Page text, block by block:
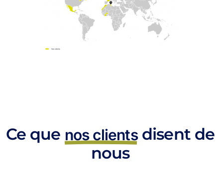
Ce que nos clientsdisent de
nous